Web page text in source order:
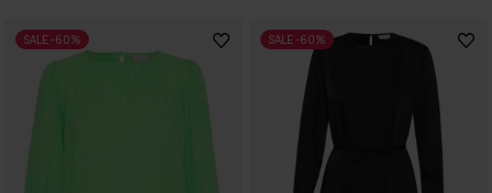
SALE -60% SALE -60%